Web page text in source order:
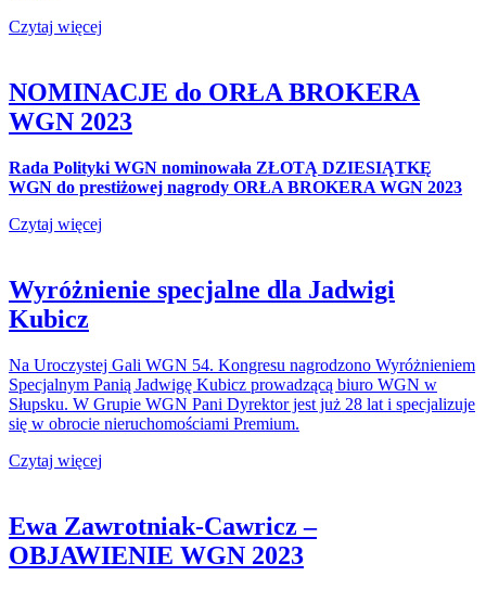
Czytaj więcej
NOMINACJE do ORŁA BROKERA
WGN 2023
Rada Polityki WGN nominowała ZŁOTĄ DZIESIĄTKĘ
WGN do prestiżowej nagrody ORŁA BROKERA WGN 2023
Czytaj więcej
Wyróżnienie specjalne dla Jadwigi
Kubicz
Na Uroczystej Gali WGN 54. Kongresu nagrodzono Wyróżnieniem
Specjalnym Panią Jadwigę Kubicz prowadzącą biuro WGN w
Słupsku. W Grupie WGN Pani Dyrektor jest już 28 lat i specjalizuje
się w obrocie nieruchomościami Premium.
Czytaj więcej
Ewa Zawrotniak-Cawricz –
OBJAWIENIE WGN 2023